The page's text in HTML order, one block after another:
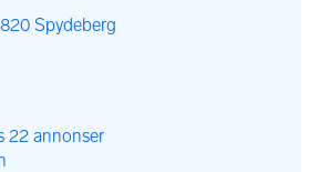
Spydeberg
22 annonser